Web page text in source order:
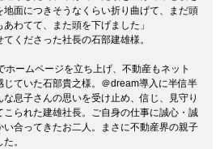
地面につきそうなくらい折り曲げて、まだ頭
わてて、また頭を下げました」
くださった社長の石部建雄様。
ホームページを立ち上げ、不動産もネット
ていた石部貴之様。＠dream導入に半信半
息子さんの思いを受け止め、信じ、見守り
られた建雄社長。ご自身の仕事に誠心・誠
合ってきたお二人。まさに不動産界の親子
。